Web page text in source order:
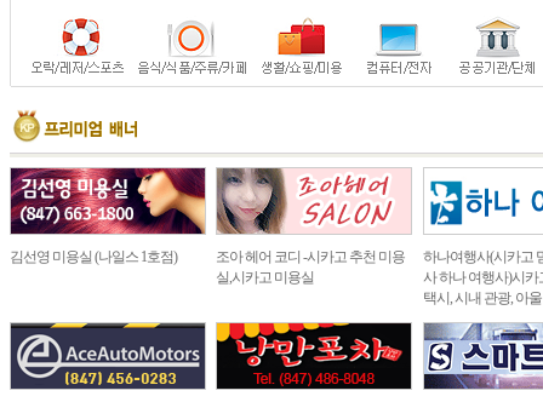
김선영 미용실 (나일스 1호점)
조아 헤어 코디 -시카고 추천 미용
실,시카고 미용실
하나여행사(시카고
사 하나 여행사)시카
택시, 시내 관광, 아